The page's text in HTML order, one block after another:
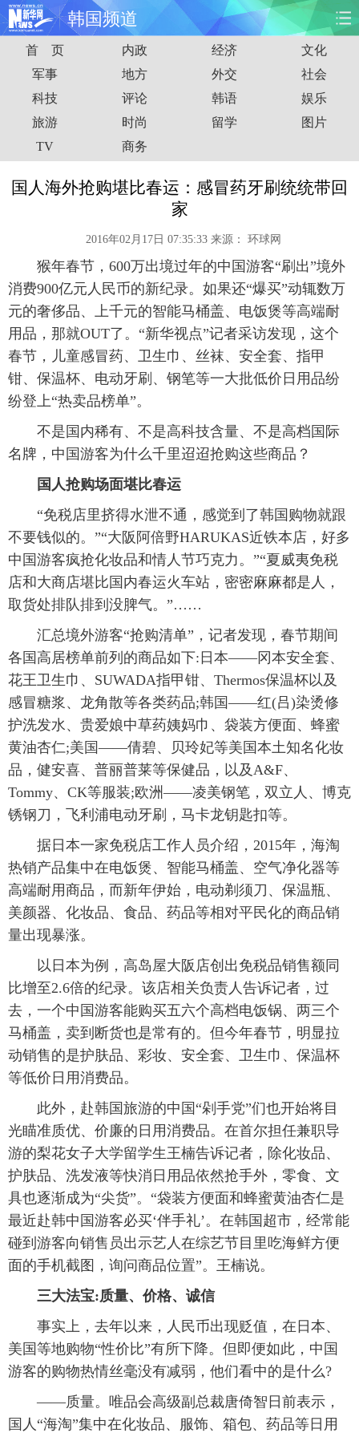
韩国频道
首页 时政 国际 财经
娱乐 体育 人事 教育
时尚 思客
港澳 台湾 华人 汽车
图片 视频 彩票 食品
旅游 健康 信息化 数据
金融 公益 军事 无人机
富媒体 摄影 新华广播
新华电视中文 新华电视英文 返回PC
首 页 内政 经济
文化
军事
地方 外交
社会
科技
评论 韩语
娱乐
旅游
时尚 留学
图片
TV
商务
国人海外抢购堪比春运：感冒药牙刷统统带回
家
2016年02月17日 07:35:33 来源： 环球网
猴年春节，600万出境过年的中国游客“刷出”境外
消费900亿元人民币的新纪录。如果还“爆买”动辄数万
元的奢侈品、上千元的智能马桶盖、电饭煲等高端耐
用品，那就OUT了。“新华视点”记者采访发现，这个
春节，儿童感冒药、卫生巾、丝袜、安全套、指甲
钳、保温杯、电动牙刷、钢笔等一大批低价日用品纷
纷登上“热卖品榜单”。
不是国内稀有、不是高科技含量、不是高档国际
名牌，中国游客为什么千里迢迢抢购这些商品？
国人抢购场面堪比春运
“免税店里挤得水泄不通，感觉到了韩国购物就跟
不要钱似的。”“大阪阿倍野HARUKAS近铁本店，好多
中国游客疯抢化妆品和情人节巧克力。”“夏威夷免税
店和大商店堪比国内春运火车站，密密麻麻都是人，
取货处排队排到没脾气。”……
汇总境外游客“抢购清单”，记者发现，春节期间
各国高居榜单前列的商品如下:日本——冈本安全套、
花王卫生巾、SUWADA指甲钳、Thermos保温杯以及
感冒糖浆、龙角散等各类药品;韩国——红(吕)染烫修
护洗发水、贵爱娘中草药姨妈巾、袋装方便面、蜂蜜
黄油杏仁;美国——倩碧、贝玲妃等美国本土知名化妆
品，健安喜、普丽普莱等保健品，以及A&F、
Tommy、CK等服装;欧洲——凌美钢笔，双立人、博克
锈钢刀，飞利浦电动牙刷，马卡龙钥匙扣等。
据日本一家免税店工作人员介绍，2015年，海淘
热销产品集中在电饭煲、智能马桶盖、空气净化器等
高端耐用商品，而新年伊始，电动剃须刀、保温瓶、
美颜器、化妆品、食品、药品等相对平民化的商品销
量出现暴涨。
以日本为例，高岛屋大阪店创出免税品销售额同
比增至2.6倍的纪录。该店相关负责人告诉记者，过
去，一个中国游客能购买五六个高档电饭锅、两三个
马桶盖，卖到断货也是常有的。但今年春节，明显拉
动销售的是护肤品、彩妆、安全套、卫生巾、保温杯
等低价日用消费品。
此外，赴韩国旅游的中国“剁手党”们也开始将目
光瞄准质优、价廉的日用消费品。在首尔担任兼职导
游的梨花女子大学留学生王楠告诉记者，除化妆品、
护肤品、洗发液等快消日用品依然抢手外，零食、文
具也逐渐成为“尖货”。“袋装方便面和蜂蜜黄油杏仁是
最近赴韩中国游客必买‘伴手礼’。在韩国超市，经常能
碰到游客向销售员出示艺人在综艺节目里吃海鲜方便
面的手机截图，询问商品位置”。王楠说。
三大法宝:质量、价格、诚信
事实上，去年以来，人民币出现贬值，在日本、
美国等地购物“性价比”有所下降。但即便如此，中国
游客的购物热情丝毫没有减弱，他们看中的是什么?
——质量。唯品会高级副总裁唐倚智日前表示，
国人“海淘”集中在化妆品、服饰、箱包、药品等日用